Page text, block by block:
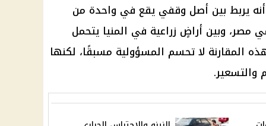
أنه يربط بين أصل وقفي يقع في واحدة من
مصر، وبين أراضٍ زراعية في المنيا يتحمل
المقارنة لا تحسم المسؤولية مسبقًا، لكنها